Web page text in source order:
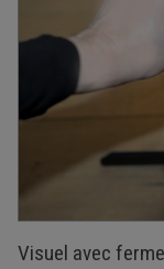
Visuel avec